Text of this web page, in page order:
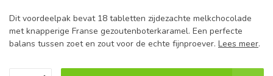
Dit voordeelpak bevat 18 tabletten zijdezachte melkchocolade
met knapperige Franse gezoutenboterkaramel. Een perfecte
balans tussen zoet en zout voor de echte fijnproever. Lees meer.